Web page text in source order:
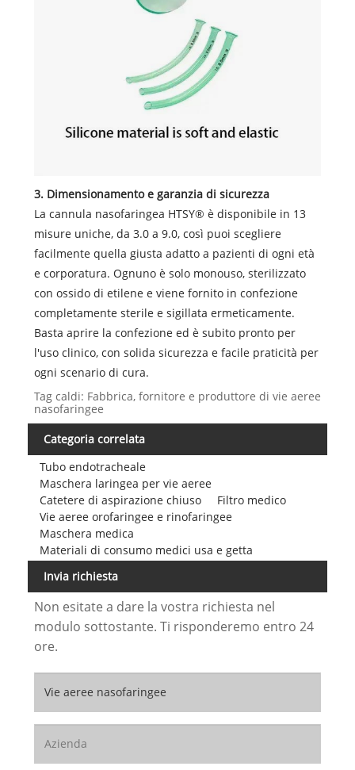
3. Dimensionamento e garanzia di sicurezza
La cannula nasofaringea HTSY® è disponibile in 13
misure uniche, da 3.0 a 9.0, così puoi scegliere
facilmente quella giusta adatto a pazienti di ogni età
e corporatura. Ognuno è solo monouso, sterilizzato
con ossido di etilene e viene fornito in confezione
completamente sterile e sigillata ermeticamente.
Basta aprire la confezione ed è subito pronto per
l'uso clinico, con solida sicurezza e facile praticità per
ogni scenario di cura.
Tag caldi: Fabbrica, fornitore e produttore di vie aeree
nasofaringee
Categoria correlata
Tubo endotracheale
Maschera laringea per vie aeree
Catetere di aspirazione chiuso
Filtro medico
Vie aeree orofaringee e rinofaringee
Maschera medica
Materiali di consumo medici usa e getta
Invia richiesta
Non esitate a dare la vostra richiesta nel
modulo sottostante. Ti risponderemo entro 24
ore.